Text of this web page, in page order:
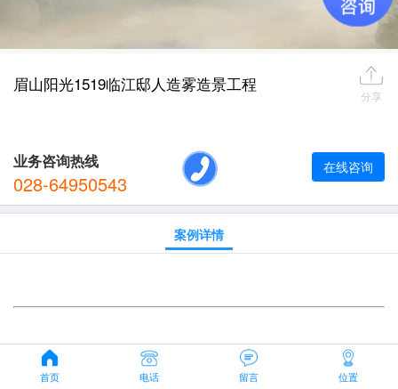
眉山阳光1519临江邸人造雾造景工程
分享
业务咨询热线
028-64950543
在线咨询
案例详情
首页 电话 留言 位置